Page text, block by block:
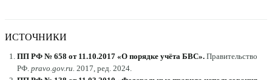
ИСТОЧНИКИ
ПП РФ № 658 от 11.10.2017 «О порядке учёта БВС». Правительство
РФ pravo.gov.ru 2017, ред. 2024